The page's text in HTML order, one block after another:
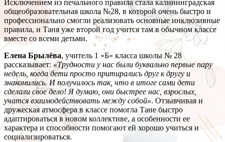
Исключением из печального правила стала калининградская
общеобразовательная школа №28, в которой очень быстро и
профессионально смогли реализовать основные инклюзивные
правила, и Таня уже второй год учится там в обычном классе
вместе со всеми детьми.
Елена Брылёва, учитель 1 «Б» класса школы № 28
рассказывает: «Трудности у нас были буквально первые пару
недель, когда дети просто притирались друг к другу и
знакомились. И получилось так, что в итоге сами дети
сделали свое дело! Я думаю, они быстрее нас, взрослых,
учатся взаимодействовать между собой». Отзывчивая и
дружеская атмосфера в классе помогла Тане быстро
адаптироваться в новом коллективе, а особенности ее
характера и способности помогают ей хорошо учиться и
социализироваться.